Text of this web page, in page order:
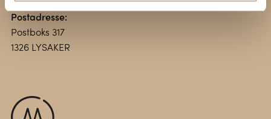
Postadresse:
Postboks 317
1326 LYSAKER